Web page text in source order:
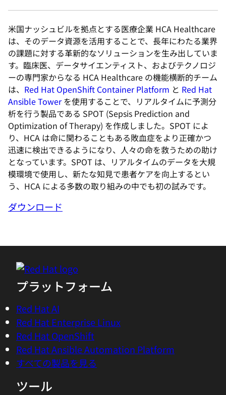
米国ナッシュビルを拠点とする医療企業 HCA Healthcare
は、そのデータ資源を活用することで、長年にわたる業界
の課題に対する革新的なソリューションを生み出していま
す。臨床医、データサイエンティスト、およびテクノロジ
ーの専門家からなる HCA Healthcare の機能横断的チーム
は、 Red Hat OpenShift Container Platform と Red Hat
Ansible Towerを使用することで、リアルタイムに予測分
析を行う製品である SPOT (Sepsis Prediction and
Optimization of Therapy) を作成しました。SPOT によ
り、HCA は命に関わることもある敗血症をより正確かつ
迅速に検出できるようになり、人々の命を救うための助け
となっています。SPOT は、リアルタイムのデータを大規
模環境で使用し、新たな知見で患者ケアを向上するとい
う、HCA による多数の取り組みの中でも初の試みです。
ダウンロード
プラットフォーム
Red Hat AI
Red Hat Enterprise Linux
Red Hat OpenShift
Red Hat Ansible Automation Platform
すべての製品を見る
ツール